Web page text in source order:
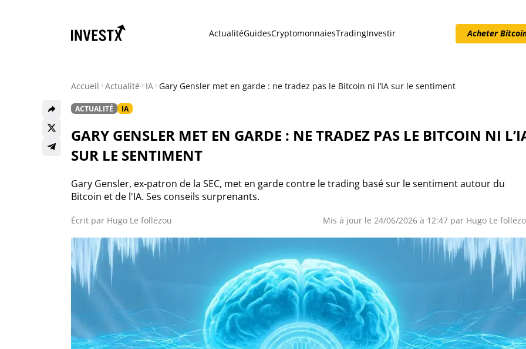
Actualité Bitcoin
Actualité Ethereum
Actualité NFT
Actualité Exchanges
Actualité IA
ActualitéGuidesCryptomonnaiesTradingInvestir Acheter
Accueil Actualité IA Gary Gensler met en garde : ne tradez pas le Bitcoin ni l’IA sur le sentiment
ACTUALITÉ IA
GARY GENSLER MET EN GARDE : NE TRADEZ PAS LE BITCOIN NI
SUR LE SENTIMENT
Gary Gensler, ex-patron de la SEC, met en garde contre le trading basé sur le sentiment autour du
Bitcoin et de l'IA. Ses conseils surprenants.
Écrit par Hugo Le follézou Mis à jour le 24/06/2026 à 12:47 par Hugo Le